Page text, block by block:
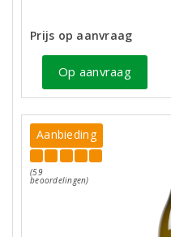
Prijs op aanvraag
Op aanvraag
Aanbieding
(59
beoordelingen)